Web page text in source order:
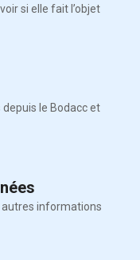
si elle fait l’objet
le Bodacc et
informations